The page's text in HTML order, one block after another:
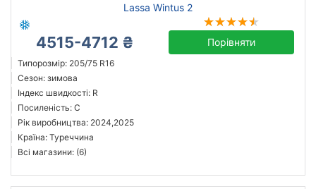
Lassa Wintus 2
4515-4712 ₴ Порівняти
Типорозмір: 205/75 R16
Сезон: зимова
Індекс швидкості: R
Посиленість: C
Рік виробництва: 2024,2025
Країна: Туреччина
Всі магазини: (6)